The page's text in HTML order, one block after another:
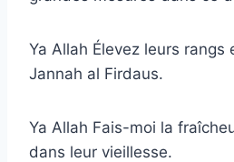
Ya Allah Élevez leurs
Jannah al Firdaus.
Ya Allah Fais-moi la
dans leur vieillesse.